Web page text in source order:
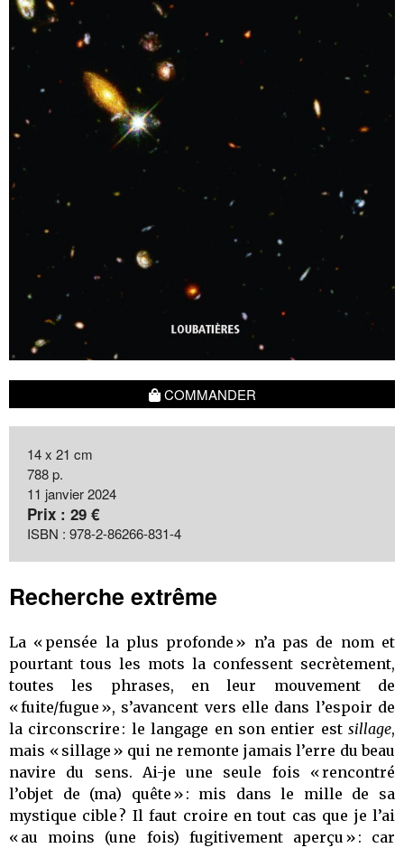
COMMANDER
14 x 21 cm
788 p.
11 janvier 2024
Prix : 29 €
ISBN : 978-2-86266-831-4
Recherche extrême
La « pensée la plus profonde » n’a pas de nom et
pourtant tous les mots la confessent secrètement,
toutes les phrases, en leur mouvement de
« fuite/fugue », s’avancent vers elle dans l’espoir de
la circonscrire : le langage en son entier est sillage,
mais « sillage » qui ne remonte jamais l’erre du beau
navire du sens. Ai-je une seule fois « rencontré
l’objet de (ma) quête » : mis dans le mille de sa
mystique cible ? Il faut croire en tout cas que je l’ai
« au moins (une fois) fugitivement aperçu » : car